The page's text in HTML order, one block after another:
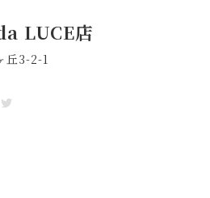
LUCE店
丘3-2-1